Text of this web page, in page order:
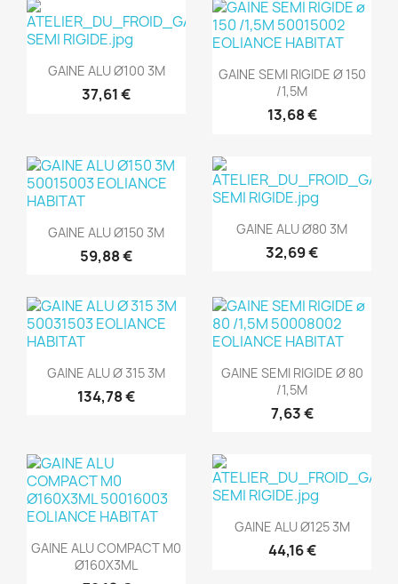
Aperçu rapide
GAINE ALU Ø100 3M
37,61 €
Aperçu rapide
GAINE SEMI RIGIDE Ø 150
/1,5M
13,68 €
Aperçu rapide
GAINE ALU Ø150 3M
59,88 €
Aperçu rapide
GAINE ALU Ø80 3M
32,69 €
Aperçu rapide
GAINE ALU Ø 315 3M
134,78 €
Aperçu rapide
GAINE SEMI RIGIDE Ø 80
/1,5M
7,63 €
Aperçu rapide
GAINE ALU COMPACT M0
Ø160X3ML
Aperçu rapide
GAINE ALU Ø125 3M
44,16 €